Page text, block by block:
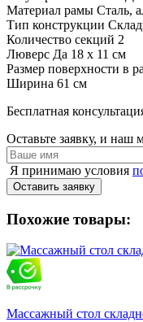
Материал рамы Сталь,
Тип конструкции
Количество секций 2
Люверс Да 18 х 11 см
Размер поверхности в
Ширина 61 см
Бесплатная
Оставьте заявку, и наш
Я принимаю условия
Оставить заявку
Похожие товары:
Массажный стол